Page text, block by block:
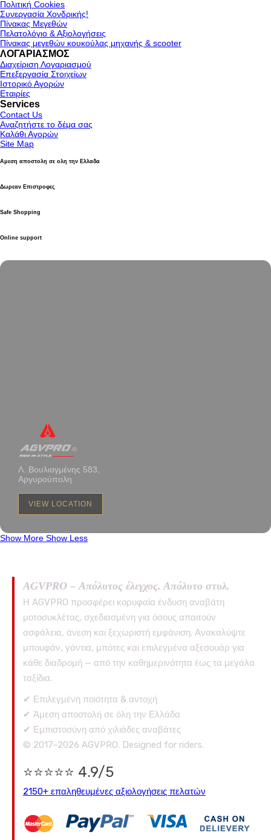
Πολιτική Cookies
Συνεργασία Χονδρικής!
Πίνακας Μεγεθών
Πελατολόγιο & Αξιολογήσεις
Πίνακας μεγεθών κουκούλας μηχανής & scooter
ΛΟΓΑΡΙΑΣΜΟΣ
Διαχείριση Λογαριασμού
Επεξεργασία Στοιχείων
Ιστορικό Αγορών
Εταιρίες
Services
Contact Us
Αναζητήστε το δέμα σας
Καλάθι Αγορών
Site Map
Αμεση αποστολη σε ολη την Ελλαδα
Δωρεαν Επιστροφες
Safe Shopping
Online support
Λ. Βουλιαγμένης 583,
Αργυρούπολη
VIEW LOCATION
Show More Show Less
AGVPRO – Απόλυτος έλεγχος. Απόλυτο στυλ.
Η AGVPRO προσφέρει κορυφαία ένδυση αναβάτη
μοτοσυκλέτας, σχεδιασμένη για όσους απαιτούν
ασφάλεια, άνεση και ξεχωριστή εμφάνιση. Ανακαλύψτε
μπουφάν, γάντια, μπότες και επιλεγμένα αξεσουάρ για
κάθε διαδρομή — από την καθημερινότητα έως τα μεγάλα
ταξίδια.
✔ Επιλεγμένη ποιότητα & αντοχή
✔ Άμεση αποστολή σε όλη την Ελλάδα
✔ Εμπιστοσύνη από χιλιάδες αναβάτες
© 2017–2026 AGVPRO. Designed for riders.
⭐⭐⭐⭐⭐ 4.9/5
2150+ επαληθευμένες αξιολογήσεις πελατών